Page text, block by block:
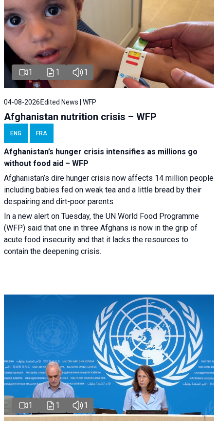
1 1 1
04-08-2026Edited News | WFP
Afghanistan nutrition crisis – WFP
ENG FRA
Afghanistan’s hunger crisis intensifies as millions go
without food aid – WFP
Afghanistan’s dire hunger crisis now affects 14 million people
including babies fed on weak tea and a little bread by their
despairing and dirt-poor parents.
In a new alert on Tuesday, the UN World Food Programme
(WFP) said that one in three Afghans is now in the grip of
acute food insecurity and that it lacks the resources to
contain the deepening crisis.
1 1 1